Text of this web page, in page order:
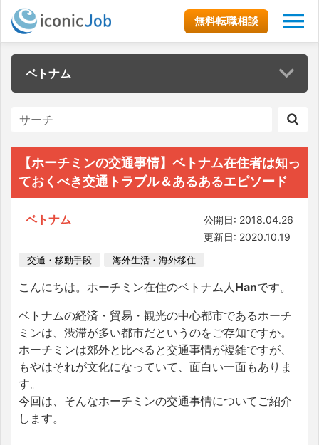
無料転職相談
ベトナム
【ホーチミンの交通事情】ベトナム在住者は知っ
ておくべき交通トラブル＆あるあるエピソード
ベトナム
公開日: 2018.04.26
更新日: 2020.10.19
交通・移動手段 海外生活・海外移住
こんにちは。ホーチミン在住のベトナム人Hanです。
ベトナムの経済・貿易・観光の中心都市であるホーチ
ミンは、渋滞が多い都市だというのをご存知ですか。
ホーチミンは郊外と比べると交通事情が複雑ですが、
もやはそれが文化になっていて、面白い一面もありま
す。
今回は、そんなホーチミンの交通事情についてご紹介
します。